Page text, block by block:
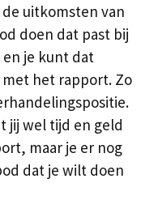
uitkomsten van
doen dat past bij
je kunt dat
het rapport. Zo
jij wel tijd en geld
maar je er nog
dat je wilt doen